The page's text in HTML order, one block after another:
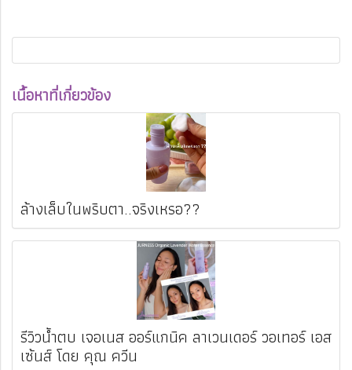
เนื้อหาที่เกี่ยวข้อง
ล้างเล็บในพริบตา..จริงเหรอ??
รีวิวน้ำตบ เจอเนส ออร์แกนิค ลาเวนเดอร์ วอเทอร์ เอส
เซ้นส์ โดย คุณ ควีน